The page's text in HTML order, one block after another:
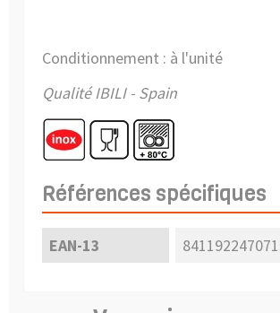
Conditionnement : à l'unité
Qualité IBILI - Spain
Références spécifiques
EAN-13